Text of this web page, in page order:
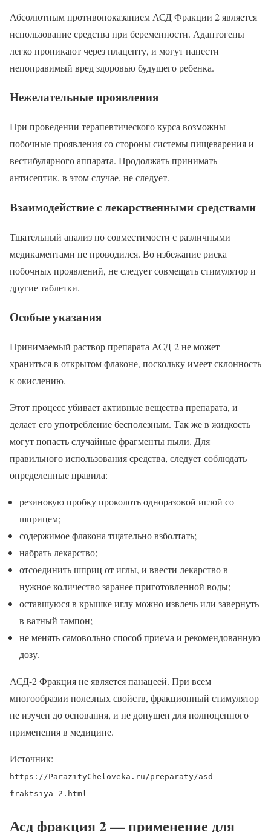
Абсолютным противопоказанием АСД Фракции 2 является
использование средства при беременности. Адаптогены
легко проникают через плаценту, и могут нанести
непоправимый вред здоровью будущего ребенка.
Нежелательные проявления
При проведении терапевтического курса возможны
побочные проявления со стороны системы пищеварения и
вестибулярного аппарата. Продолжать принимать
антисептик, в этом случае, не следует.
Взаимодействие с лекарственными средствами
Тщательный анализ по совместимости с различными
медикаментами не проводился. Во избежание риска
побочных проявлений, не следует совмещать стимулятор и
другие таблетки.
Особые указания
Принимаемый раствор препарата АСД-2 не может
храниться в открытом флаконе, поскольку имеет склонность
к окислению.
Этот процесс убивает активные вещества препарата, и
делает его употребление бесполезным. Так же в жидкость
могут попасть случайные фрагменты пыли. Для
правильного использования средства, следует соблюдать
определенные правила:
резиновую пробку проколоть одноразовой иглой со
шприцем;
содержимое флакона тщательно взболтать;
набрать лекарство;
отсоединить шприц от иглы, и ввести лекарство в
нужное количество заранее приготовленной воды;
оставшуюся в крышке иглу можно извлечь или завернуть
в ватный тампон;
не менять самовольно способ приема и рекомендованную
дозу.
АСД-2 Фракция не является панацеей. При всем
многообразии полезных свойств, фракционный стимулятор
не изучен до основания, и не допущен для полноценного
применения в медицине.
Источник:
https://ParazityCheloveka.ru/preparaty/asd-
fraktsiya-2.html
Асд фракция 2 — применение для